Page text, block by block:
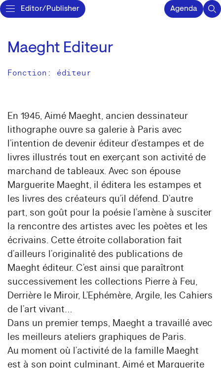
Editor/Publisher Agenda
Maeght Editeur
Fonction: éditeur
En 1945, Aimé Maeght, ancien dessinateur
lithographe ouvre sa galerie à Paris avec
l’intention de devenir éditeur d’estampes et de
livres illustrés tout en exerçant son activité de
marchand de tableaux. Avec son épouse
Marguerite Maeght, il éditera les estampes et
les livres des créateurs qu’il défend. D’autre
part, son goût pour la poésie l’amène à susciter
la rencontre des artistes avec les poètes et les
écrivains. Cette étroite collaboration fait
d’ailleurs l’originalité des publications de
Maeght éditeur. C’est ainsi que paraîtront
successivement les collections Pierre à Feu,
Derrière le Miroir, L’Ephémère, Argile, les Cahiers
de l’art vivant…
Dans un premier temps, Maeght a travaillé avec
les meilleurs ateliers graphiques de Paris.
Au moment où l’activité de la famille Maeght
est à son point culminant, Aimé et Marguerite